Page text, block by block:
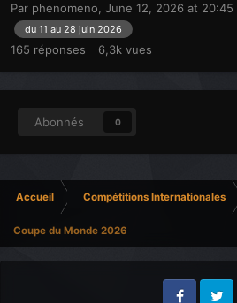
Par phenomeno June 12, 2026 at 20:45
du 11 au 28 juin 2026
165 réponses 6,3k vues
Abonnés 0
Accueil Compétitions Internationales
Coupe du Monde 2026